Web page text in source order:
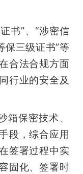
书”、“涉密信
保三级证书”等
合法合规方面
行业的安全及
箱保密技术、
段，综合应用
签署过程中实
固化、签署时